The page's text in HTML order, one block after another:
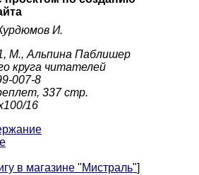
И.
М., Альпина Паблишер
круга читателей
007-8
337 стр.
16
в магазине "Мистраль"]